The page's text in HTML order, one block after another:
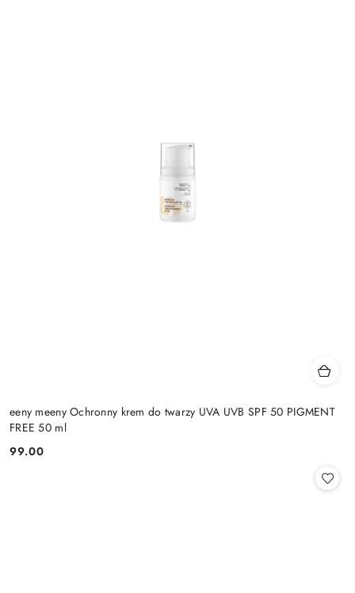
eeny meeny Ochronny krem do twarzy UVA UVB SPF 50 PIGMENT
FREE 50 ml
Cena:
99.00